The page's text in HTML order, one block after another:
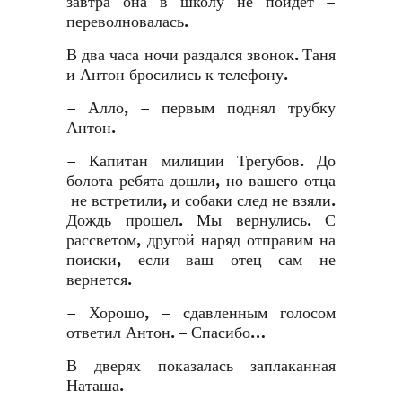
переволновалась.
В два часа ночи раздался звонок. Таня
и Антон бросились к телефону.
– Алло, – первым поднял трубку
Антон.
– Капитан милиции Трегубов. До
болота ребята дошли, но вашего отца
не встретили, и собаки след не взяли.
Дождь прошел. Мы вернулись. С
рассветом, другой наряд отправим на
поиски, если ваш отец сам не
вернется.
– Хорошо, – сдавленным голосом
ответил Антон. – Спасибо…
В дверях показалась заплаканная
Наташа.